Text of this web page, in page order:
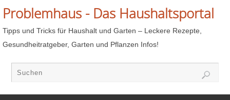
Problemhaus - Das Haushaltsportal
Tipps und Tricks für Haushalt und Garten – Leckere Rezepte,
Gesundheitratgeber, Garten und Pflanzen Infos!